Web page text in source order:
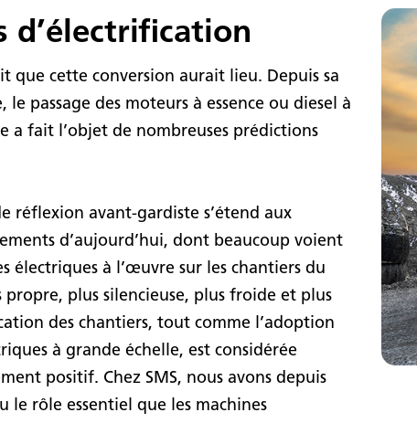
d’électrification
que cette conversion aurait lieu. Depuis sa
passage des moteurs à essence ou diesel à
a fait l’objet de nombreuses prédictions
réflexion avant-gardiste s’étend aux
d’aujourd’hui, dont beaucoup voient
électriques à l’œuvre sur les chantiers du
propre, plus silencieuse, plus froide et plus
des chantiers, tout comme l’adoption
à grande échelle, est considérée
positif. Chez SMS, nous avons depuis
le rôle essentiel que les machines